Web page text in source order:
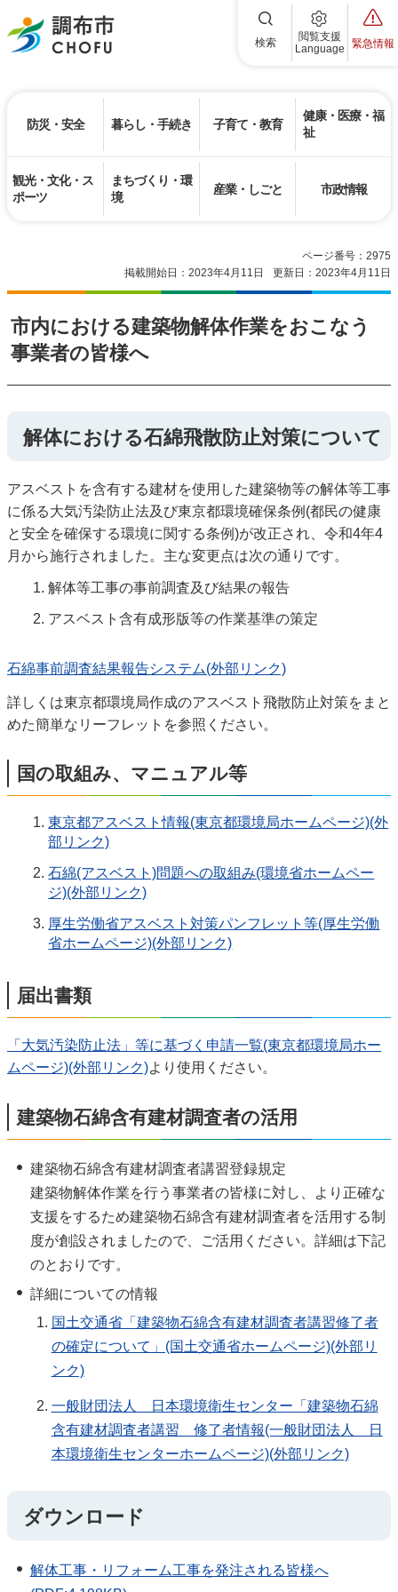
調布市 検索
閲覧支援
Language
緊急情報
防災・安全 暮らし・手続き 子育て・教育
健康・医療・福
祉
観光・文化・ス
ポーツ
まちづくり・環
境
産業・しごと 市政情報
ページ番号：2975
掲載開始日：2023年4月11日
更新日：2023年4月11日
市内における建築物解体作業をおこなう
事業者の皆様へ
解体における石綿飛散防止対策について
アスベストを含有する建材を使用した建築物等の解体等工事
に係る大気汚染防止法及び東京都環境確保条例(都民の健康
と安全を確保する環境に関する条例)が改正され、令和4年4
月から施行されました。主な変更点は次の通りです。
解体等工事の事前調査及び結果の報告
アスベスト含有成形版等の作業基準の策定
石綿事前調査結果報告システム(外部リンク)
詳しくは東京都環境局作成のアスベスト飛散防止対策をまと
めた簡単なリーフレットを参照ください。
国の取組み、マニュアル等
東京都アスベスト情報(東京都環境局ホームページ)(外
部リンク)
石綿(アスベスト)問題への取組み(環境省ホームペー
ジ)(外部リンク)
厚生労働省アスベスト対策パンフレット等(厚生労働
省ホームページ)(外部リンク)
届出書類
「大気汚染防止法」等に基づく申請一覧(東京都環境局ホー
ムページ)(外部リンク)より使用ください。
建築物石綿含有建材調査者の活用
建築物石綿含有建材調査者講習登録規定
建築物解体作業を行う事業者の皆様に対し、より正確な
支援をするため建築物石綿含有建材調査者を活用する制
度が創設されましたので、ご活用ください。詳細は下記
のとおりです。
詳細についての情報
国土交通省「建築物石綿含有建材調査者講習修了者
の確定について」(国土交通省ホームページ)(外部リ
ンク)
一般財団法人 日本環境衛生センター「建築物石綿
含有建材調査者講習 修了者情報(一般財団法人 日
本環境衛生センターホームページ)(外部リンク)
ダウンロード
解体工事・リフォーム工事を発注される皆様へ